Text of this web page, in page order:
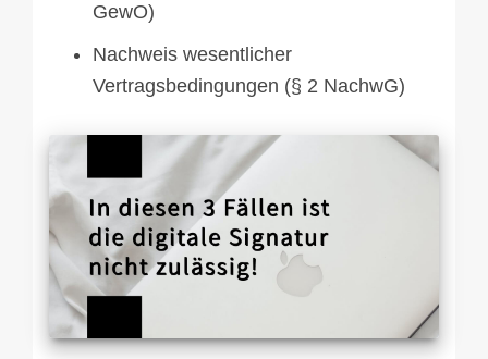
GewO)
Nachweis wesentlicher
Vertragsbedingungen (§ 2 NachwG)